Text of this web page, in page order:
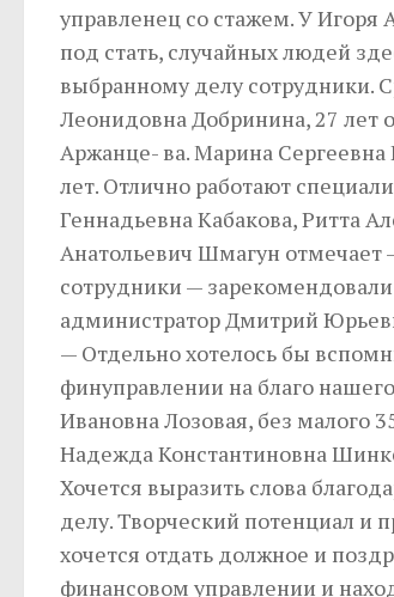
управленец со стажем. У
под стать, случайных людей
выбранному делу сотрудники.
Леонидовна Добринина, 27 лет
Аржанце- ва. Марина Сергеевна
лет. Отлично работают
Геннадьевна Кабакова, Ритта
Анатольевич Шмагун отмечает
сотрудники —
администратор Дмитрий
— Отдельно хотелось бы
финуправлении на благо
Ивановна Лозовая, без малого
Надежда Константиновна
Хочется выразить слова
делу. Творческий потенциал и
хочется отдать должное и
финансовом управлении и